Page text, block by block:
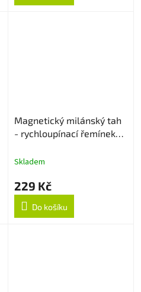
Magnetický milánský tah
- rychloupínací řemínek
Skladem
229 Kč
Do košíku